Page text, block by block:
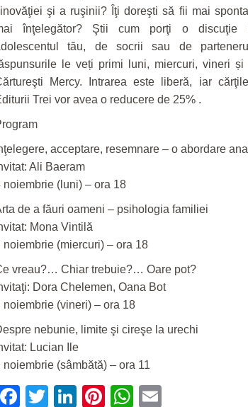
şi a ruşinii? Îţi doreşti să fii mai
înţelegător? Ştii cum porţi o discuţie
tău, de socrii sau de
le veți primi luni, miercuri, vineri și
Mercy. Intrarea este liberă, iar
Trei vor avea o reducere de 25% .
acceptare, resemnare – o abordare
Ali Baeram
noiembrie (luni) – ora 18
de a făuri oameni – psihologia familiei
Mona Vintilă
noiembrie (miercuri) – ora 18
vreau?… Chiar trebuie?… Oare pot?
Dora Chelemen, Oana Bot
noiembrie (vineri) – ora 18
nebunie, limite şi cireşe la urechi
Lucian Ile
noiembrie (sâmbătă) – ora 11
Facebook
Twitter
LinkedIn
Pinterest
WhatsApp